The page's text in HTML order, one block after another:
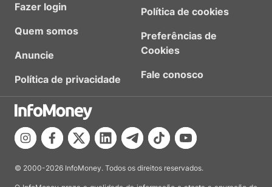
Fazer login
Quem somos
Anuncie
Política de privacidade
Política de cookies
Preferências de
Cookies
Fale conosco
© 2000-2026 InfoMoney. Todos os direitos reservados.